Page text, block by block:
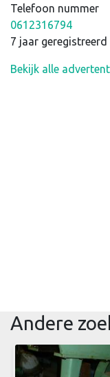
Telefoon nummer
0612316794
7 jaar geregistreerd
Bekijk alle
Andere
ijzer
380 volt